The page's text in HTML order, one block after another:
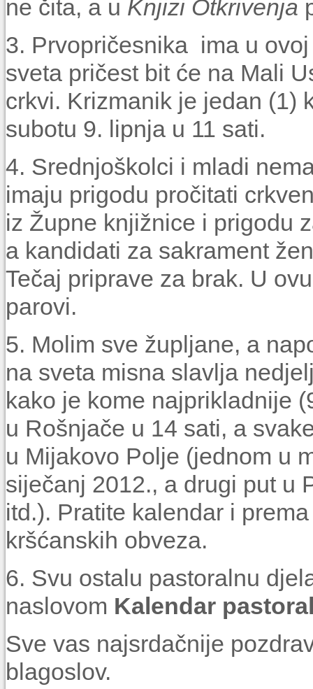
ne čita, a u Knjizi Otkrivenja
3. Prvopričesnika ima u
sveta pričest bit će na Mali
crkvi. Krizmanik je jedan (1)
subotu 9. lipnja u 11 sati.
4. Srednjoškolci i mladi
imaju prigodu pročitati
iz Župne knjižnice i prigodu
a kandidati za sakrament
Tečaj priprave za brak. U
parovi.
5. Molim sve župljane, a
na sveta misna slavlja
kako je kome najprikladnije
u Rošnjače u 14 sati, a
u Mijakovo Polje (jednom u
siječanj 2012., a drugi put u
itd.). Pratite kalendar i
kršćanskih obveza.
6. Svu ostalu pastoralnu
naslovom Kalendar
Sve vas najsrdačnije
blagoslov.